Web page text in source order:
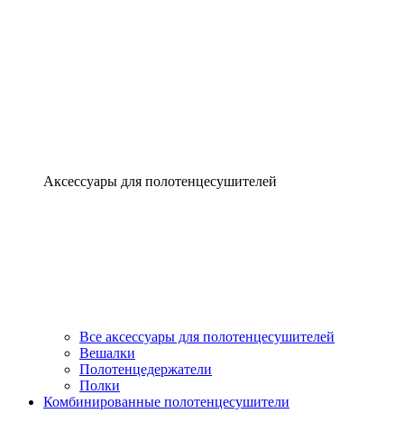
Аксессуары для полотенцесушителей
Все аксессуары для полотенцесушителей
Вешалки
Полотенцедержатели
Полки
Комбинированные полотенцесушители